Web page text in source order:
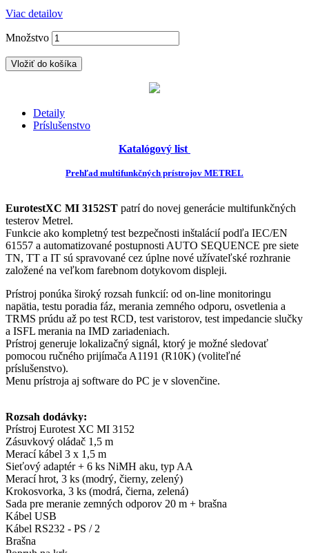
Viac detailov
Množstvo
Vložiť do košíka
Detaily
Príslušenstvo
Katalógový list
Prehľad multifunkčných prístrojov METREL
EurotestXC MI 3152ST patrí do novej generácie multifunkčných
testerov Metrel.
Funkcie ako kompletný test bezpečnosti inštalácií podľa IEC/EN
61557 a automatizované postupnosti AUTO SEQUENCE pre siete
TN, TT a IT sú spravované cez úplne nové užívateľské rozhranie
založené na veľkom farebnom dotykovom displeji.
Prístroj ponúka široký rozsah funkcií: od on-line monitoringu
napätia, testu poradia fáz, merania zemného odporu, osvetlenia a
TRMS prúdu až po test RCD, test varistorov, test impedancie slučky
a ISFL merania na IMD zariadeniach.
Prístroj generuje lokalizačný signál, ktorý je možné sledovať
pomocou ručného prijímača A1191 (R10K) (voliteľné
príslušenstvo).
Menu prístroja aj software do PC je v slovenčine.
Rozsah dodávky:
Prístroj Eurotest XC MI 3152
Zásuvkový oládač 1,5 m
Merací kábel 3 x 1,5 m
Sieťový adaptér + 6 ks NiMH aku, typ AA
Merací hrot, 3 ks (modrý, čierny, zelený)
Krokosvorka, 3 ks (modrá, čierna, zelená)
Sada pre meranie zemných odporov 20 m + brašna
Kábel USB
Kábel RS232 - PS / 2
Brašna